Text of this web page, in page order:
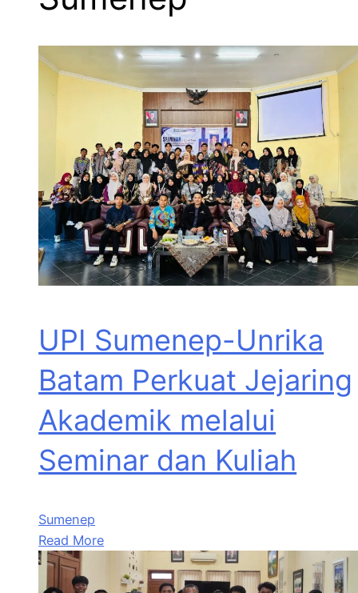
UPI Sumenep-Unrika
Batam Perkuat Jejaring
Akademik melalui
Seminar dan Kuliah
Sumenep
Read More